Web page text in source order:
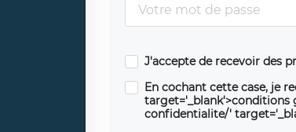
J'accepte de recevoir des
En cochant cette case, je
target='_blank'>conditions
confidentialite/'